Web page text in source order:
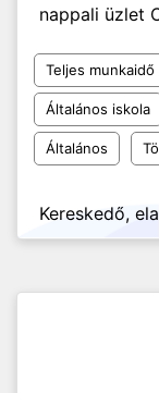
nappali üzlet
Teljes munkaidő
Általános iskola
Általános
Kereskedő,